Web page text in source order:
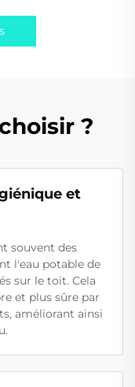
?
et
souvent des
l'eau potable de
sur le toit. Cela
et plus sûre par
améliorant ainsi